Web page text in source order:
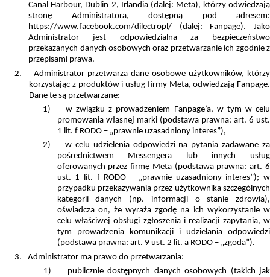
Canal Harbour, Dublin 2, Irlandia (dalej: Meta), którzy odwiedzają
stronę Administratora, dostępną pod adresem:
https://www.facebook.com/dilectropl/ (dalej: Fanpage). Jako
Administrator jest odpowiedzialna za bezpieczeństwo
przekazanych danych osobowych oraz przetwarzanie ich zgodnie z
przepisami prawa.
2.
Administrator przetwarza dane osobowe użytkowników, którzy
korzystając z produktów i usług firmy Meta, odwiedzają Fanpage.
Dane te są przetwarzane:
1)
w związku z prowadzeniem Fanpage’a, w tym w celu
promowania własnej marki (podstawa prawna: art. 6 ust.
1 lit. f RODO – „prawnie uzasadniony interes”),
2)
w celu udzielenia odpowiedzi na pytania zadawane za
pośrednictwem Messengera lub innych usług
oferowanych przez firmę Meta (podstawa prawna: art. 6
ust. 1 lit. f RODO – „prawnie uzasadniony interes”); w
przypadku przekazywania przez użytkownika szczególnych
kategorii danych (np. informacji o stanie zdrowia),
oświadcza on, że wyraża zgodę na ich wykorzystanie w
celu właściwej obsługi zgłoszenia i realizacji zapytania, w
tym prowadzenia komunikacji i udzielania odpowiedzi
(podstawa prawna: art. 9 ust. 2 lit. a RODO – „zgoda”).
3.
Administrator ma prawo do przetwarzania:
1)
publicznie dostępnych danych osobowych (takich jak